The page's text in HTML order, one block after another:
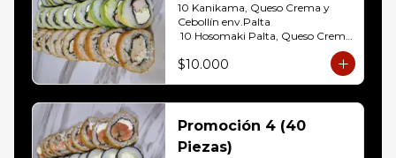
10 Kanikama, Queso Crema y
Cebollín env.Palta
10 Hosomaki Palta, Queso Crema
10 Pollo, Queso Crema y Cebollin
Env. Frito
$10.000
Promoción 4 (40
Piezas)